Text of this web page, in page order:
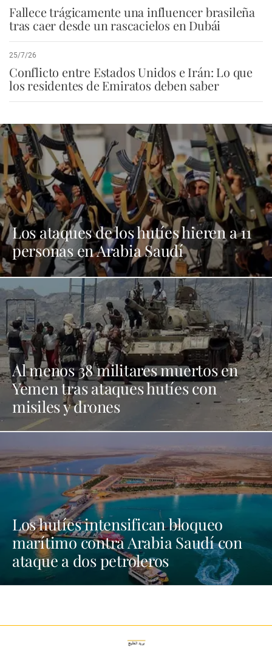
Fallece trágicamente una influencer brasileña
tras caer desde un rascacielos en Dubái
25/7/26
Conflicto entre Estados Unidos e Irán: Lo que
los residentes de Emiratos deben saber
Los ataques de los hutíes hieren a 11
personas en Arabia Saudí
Al menos 38 militares muertos en
Yemen tras ataques hutíes con
misiles y drones
Los hutíes intensifican bloqueo
marítimo contra Arabia Saudí con
ataque a dos petroleros